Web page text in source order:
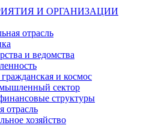
И ОРГАНИЗАЦИИ
отрасль
и ведомства
и космос
сектор
структуры
отрасль
хозяйство